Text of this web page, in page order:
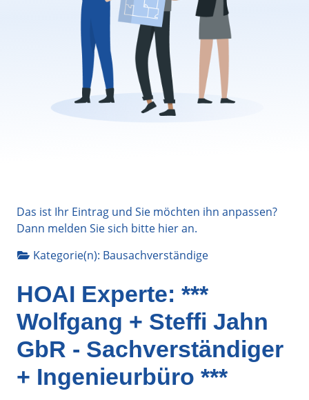
Das ist Ihr Eintrag und Sie möchten ihn anpassen?
Dann melden Sie sich bitte hieran.
Kategorie(n): Bausachverständige
HOAI Experte: ***
Wolfgang + Steffi Jahn
GbR - Sachverständiger
+ Ingenieurbüro ***